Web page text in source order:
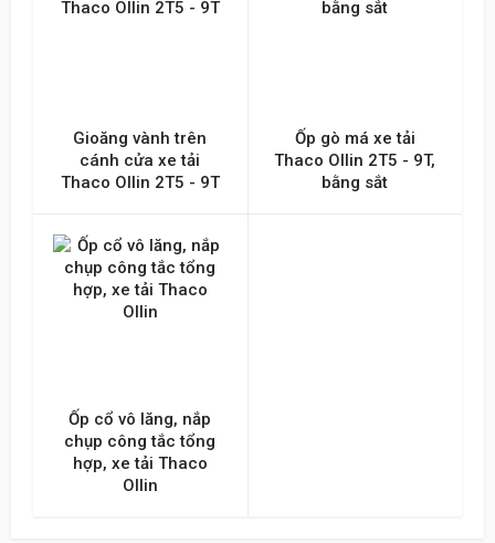
Gioăng vành trên
cánh cửa xe tải
Thaco Ollin 2T5 - 9T
Ốp gò má xe tải
Thaco Ollin 2T5 - 9T,
bằng sắt
Ốp cổ vô lăng, nắp
chụp công tắc tổng
hợp, xe tải Thaco
Ollin